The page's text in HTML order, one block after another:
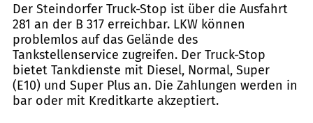
Der Steindorfer Truck-Stop ist über die Ausfahrt
281 an der B 317 erreichbar. LKW können
problemlos auf das Gelände des
Tankstellenservice zugreifen. Der Truck-Stop
bietet Tankdienste mit Diesel, Normal, Super
(E10) und Super Plus an. Die Zahlungen werden in
bar oder mit Kreditkarte akzeptiert.